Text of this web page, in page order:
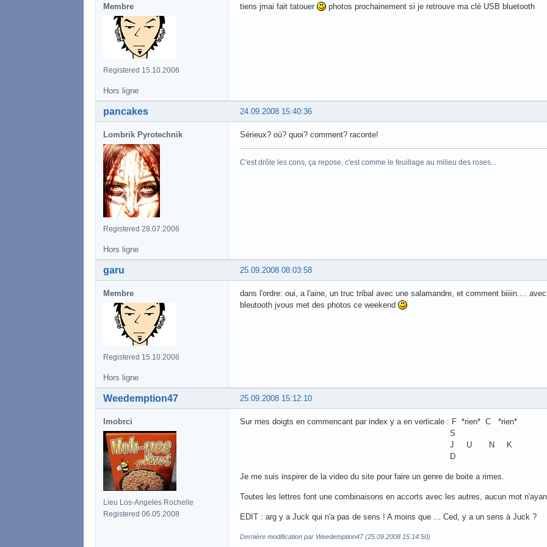
Membre
Registered 15.10.2006
tiens jmai fait tatouer photos prochainement si je retrouve ma clé USB bluetooth
Hors ligne
24.09.2008 15:40:36
pancakes
Lombrik Pyrotechnik
Registered 28.07.2006
Sérieux? où? quoi? comment? raconte!
C'est drôle les cons, ça repose, c'est comme le feuillage au milieu des roses...
Hors ligne
25.09.2008 08:03:58
garu
Membre
Registered 15.10.2006
dans l'ordre: oui, a l'aine, un truc tribal avec une salamandre, et comment biiiin....
bleutooth jvous met des photos ce weekend
Hors ligne
25.09.2008 15:12:10
Weedemption47
lmobrci
Lieu Los-Angeles Rochelle
Registered 06.05.2008
Sur mes doigts en commencant par index y a en verticale : F *rien* C *rien*
S
J U N K
D
Je me suis inspirer de la video du site pour faire un genre de boite a rimes.
Toutes les lettres font une combinaisons en accorts avec les autres, aucun mot
EDIT : arg y a Juck qui n'a pas de sens ! A moins que ... Ced, y a un sens à Juck ?
Dernière modification par Weedemption47 (25.09.2008 15:14:50)